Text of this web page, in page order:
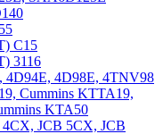
C15
3116
4D94E, 4D98E, 4TNV98
Cummins KTTA19,
KTA50
JCB 5CX, JCB